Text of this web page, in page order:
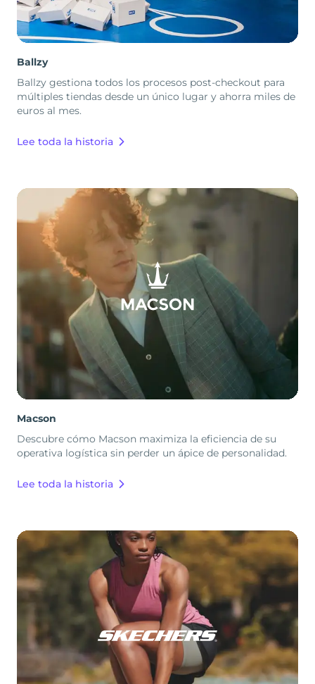
Ballzy
Ballzy gestiona todos los procesos post-checkout para
múltiples tiendas desde un único lugar y ahorra miles de
euros al mes.
Lee toda la historia
Macson
Descubre cómo Macson maximiza la eficiencia de su
operativa logística sin perder un ápice de personalidad.
Lee toda la historia